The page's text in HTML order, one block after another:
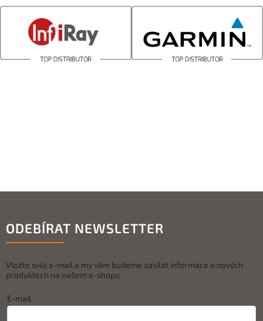
ODEBÍRAT NEWSLETTER
Vložte svůj e-mail a my vám budeme zasílat informace o nových
produktech na našem e-shopu.
E-mail